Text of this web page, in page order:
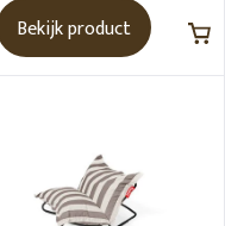
Bekijk product